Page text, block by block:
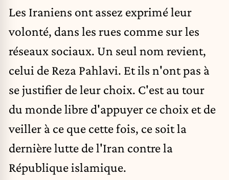
Les Iraniens ont assez exprimé leur
volonté, dans les rues comme sur les
réseaux sociaux. Un seul nom revient,
celui de Reza Pahlavi. Et ils n'ont pas à
se justifier de leur choix. C'est au tour
du monde libre d'appuyer ce choix et de
veiller à ce que cette fois, ce soit la
dernière lutte de l'Iran contre la
République islamique.